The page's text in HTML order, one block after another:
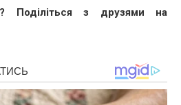
Поділіться з друзями на